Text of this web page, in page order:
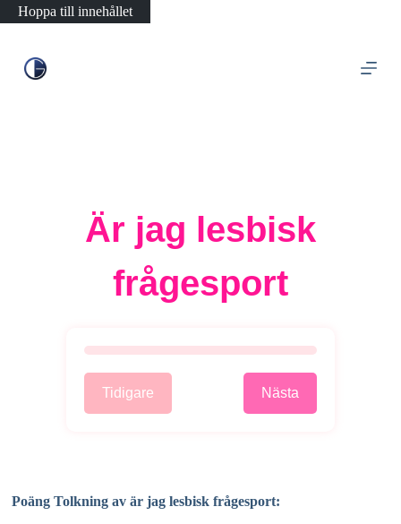
Hoppa till innehållet
Är jag lesbisk
frågesport
Tidigare Nästa
Poäng Tolkning av är jag lesbisk frågesport: